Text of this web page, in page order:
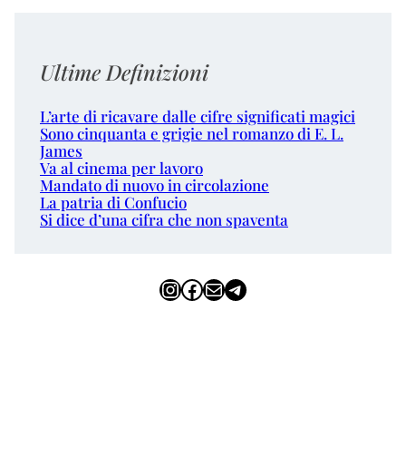
Ultime Definizioni
L’arte di ricavare dalle cifre significati magici
Sono cinquanta e grigie nel romanzo di E. L.
James
Va al cinema per lavoro
Mandato di nuovo in circolazione
La patria di Confucio
Si dice d’una cifra che non spaventa
InstagramFacebook Email Telegram